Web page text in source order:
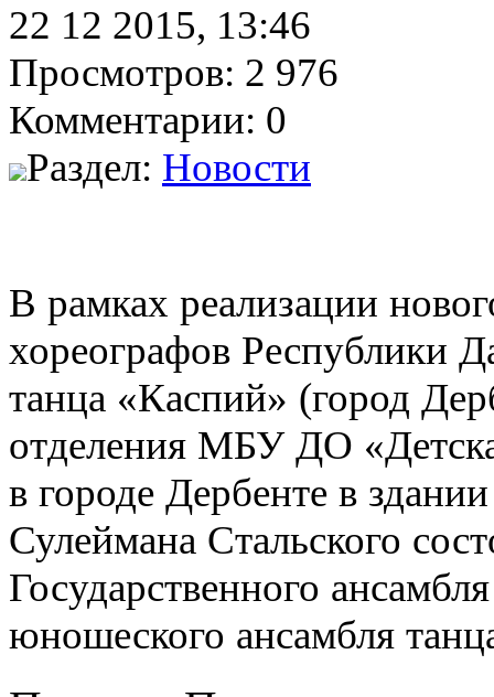
22 12 2015, 13:46
Просмотров: 2 976
Комментарии: 0
Раздел: Новости
В рамках реализации
хореографов Республики
танца «Каспий» (город
отделения МБУ ДО
в городе Дербенте в
Сулеймана Стальского
Государственного
юношеского ансамбля